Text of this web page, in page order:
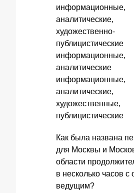
информационные,
аналитические,
художественно-
публицистические
информационные,
аналитические
информационные,
аналитические,
художественные,
публицистические
Как была названа
для Москвы и
области
в несколько часов с
ведущим?